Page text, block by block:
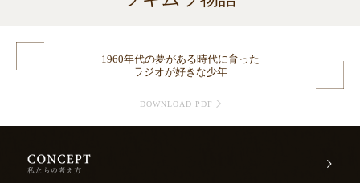
1960年代の夢がある時代に育った
ラジオが好きな少年
DOWNLOAD PDF